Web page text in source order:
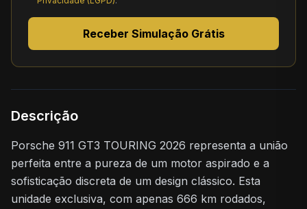
Receber Simulação Grátis
Descrição
Porsche 911 GT3 TOURING 2026 representa a união
perfeita entre a pureza de um motor aspirado e a
sofisticação discreta de um design clássico. Esta
unidade exclusiva, com apenas 666 km rodados,